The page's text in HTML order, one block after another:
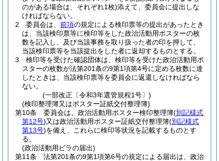
のがある場合は、それぞれ1枚)添えて、委員会に提出しな
ければならない。
2
委員会は、 前項の規定による検印票等の提出があったとき
は、当該検印票等に検印等をした政治活動用ポスターの枚
数を記入し、及び当該事務を取り扱った者の印を押して、
当該検印票等を当該提出をした者に返却するものとする。
3
検印等を受けた確認団体は、検印等を受けた政治活動用ポ
スターの枚数が法第201条の9第1項第4号に定める枚数に達
したときは、当該検印票等を委員会に返還しなければなら
ない。
(一部改正〔令和3年選管規程1号〕)
(検印整理簿又はポスター証紙交付整理簿)
第10条
委員会は、政治活動用ポスター検印整理簿(別記様式
第12号)又は政治活動用ポスター証紙交付整理簿(別記様式
第13号)を備え、これらに検印等状況を記載するものとす
る。
(政治活動用ビラの届出)
第11条
法第201条の9第1項第6号の規定による届出は、政治